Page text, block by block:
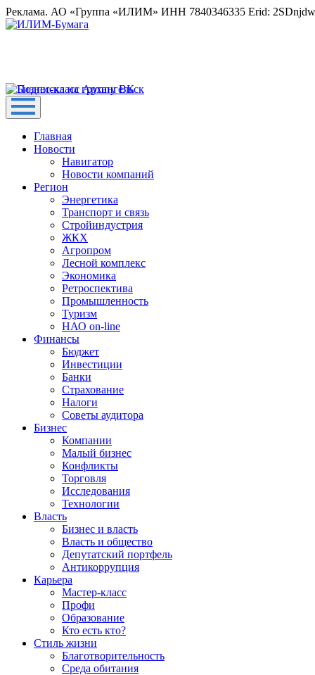
Реклама. АО «Группа «ИЛИМ» ИНН 7840346335 Erid:
Главная
Новости
Навигатор
Новости компаний
Регион
Энергетика
Транспорт и связь
Стройиндустрия
ЖКХ
Агропром
Лесной комплекс
Экономика
Ретроспектива
Промышленность
Туризм
НАО on-line
Финансы
Бюджет
Инвестиции
Банки
Страхование
Налоги
Советы аудитора
Бизнес
Компании
Малый бизнес
Конфликты
Торговля
Исследования
Технологии
Власть
Бизнес и власть
Власть и общество
Депутатский портфель
Антикоррупция
Карьера
Мастер-класс
Профи
Образование
Кто есть кто?
Стиль жизни
Благотворительность
Среда обитания